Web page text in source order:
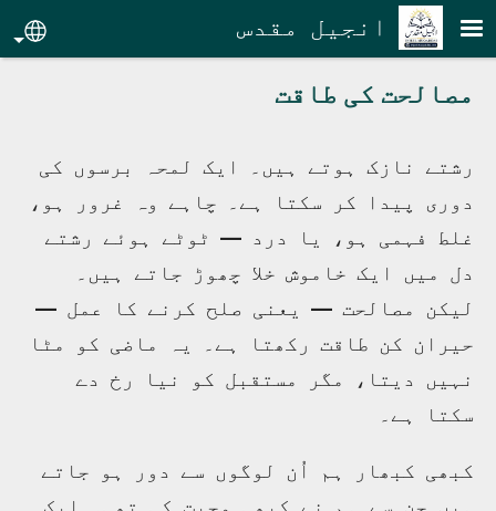
Skip to main content
انجیل مقدس
مصالحت کی طاقت
رشتے نازک ہوتے ہیں۔ ایک لمحہ برسوں کی
دوری پیدا کر سکتا ہے۔ چاہے وہ غرور ہو،
غلط فہمی ہو، یا درد — ٹوٹے ہوئے رشتے
دل میں ایک خاموش خلا چھوڑ جاتے ہیں۔
لیکن مصالحت — یعنی صلح کرنے کا عمل —
حیران کن طاقت رکھتا ہے۔ یہ ماضی کو مٹا
نہیں دیتا، مگر مستقبل کو نیا رخ دے
سکتا ہے۔
کبھی کبھار ہم اُن لوگوں سے دور ہو جاتے